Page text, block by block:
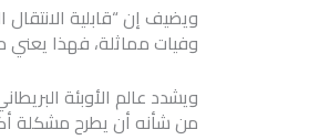
ويضيف إن “قابلية
وفيات مماثلة، فهذا
من شأنه أن يطرح مشكلة